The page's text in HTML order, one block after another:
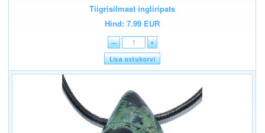
Tiigrisilmast ingliripats
Hind: 7.99 EUR
—
+
Lisa ostukorvi